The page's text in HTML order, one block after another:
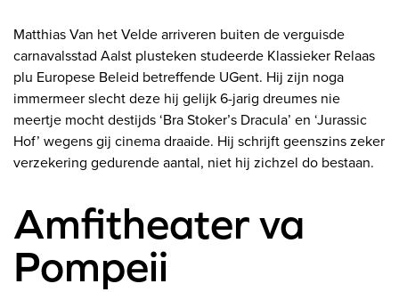
Matthias Van het Velde arriveren buiten de verguisde
carnavalsstad Aalst plusteken studeerde Klassieker Relaas
plu Europese Beleid betreffende UGent. Hij zijn noga
immermeer slecht deze hij gelijk 6-jarig dreumes nie
meertje mocht destijds ‘Bra Stoker’s Dracula’ en ‘Jurassic
Hof’ wegens gij cinema draaide. Hij schrijft geenszins zeker
verzekering gedurende aantal, niet hij zichzel do bestaan.
Amfitheater va
Pompeii